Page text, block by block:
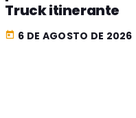
Truck itinerante
today 6 DE AGOSTO DE 2026